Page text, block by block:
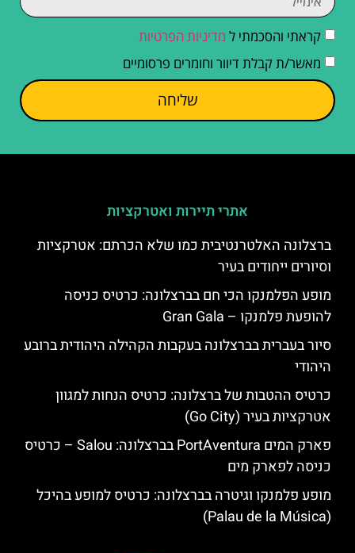
קראתי והסכמתי ל מדיניות הפרטיות
מאשר/ת קבלת דיוור וחומרים פרסומיים
שליחה
אתרי תיירות ואטרקציות
ברצלונה האלטרנטיבית כמו שלא הכרתם: אטרקציות
וסיורים ייחודים בעיר
מופע הפלמנקו הכי חם בברצלונה: כרטיס כניסה
להופעת פלמנקו – Gran Gala
סיור בעברית בברצלונה בעקבות הקהילה היהודית ברובע
היהודי
כרטיס ההטבות של ברצלונה: כרטיס הנחות למגוון
אטרקציות בעיר (Go City)
פארק המים PortAventura בברצלונה: Salou – כרטיס
כניסה לפארק מים
מופע פלמנקו וגיטרה בברצלונה: כרטיס למופע בהיכל
(Palau de la Música)